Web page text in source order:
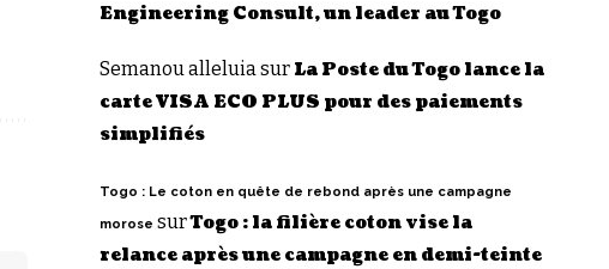
Engineering Consult, un leader au Togo
Semanou alleluia sur La Poste du Togo lance la
carte VISA ECO PLUS pour des paiements
simplifiés
Togo : Le coton en quête de rebond après une campagne
morose surTogo : la filière coton vise la
relance après une campagne en demi-teinte